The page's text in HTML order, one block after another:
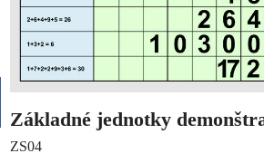
Základné jednotky
ZS04